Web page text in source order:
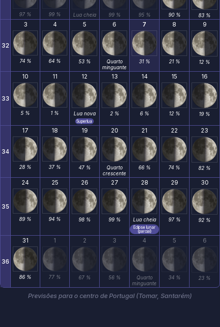
97 % 99 % Lua cheia 99 % 95 % 90 % 83 %
32
3
74 %
4
64 %
5
53 %
6
Quarto
minguante
7
31 %
8
21 %
9
12 %
33
10
5 %
11
1 %
12
Lua nova
Superlua
13
2 %
14
6 %
15
12 %
16
19 %
34
17
28 %
18
37 %
19
47 %
20
Quarto
crescente
21
66 %
22
74 %
23
82 %
35
24
89 %
25
94 %
26
98 %
27
99 %
28
Lua cheia
Eclipse lunar
(parcial)
29
97 %
30
92 %
36
31
86 %
1
77 %
2
67 %
3
56 %
4
Quarto
minguante
5
34 %
6
23 %
Previsões para o centro de Portugal (Tomar, Santarém)